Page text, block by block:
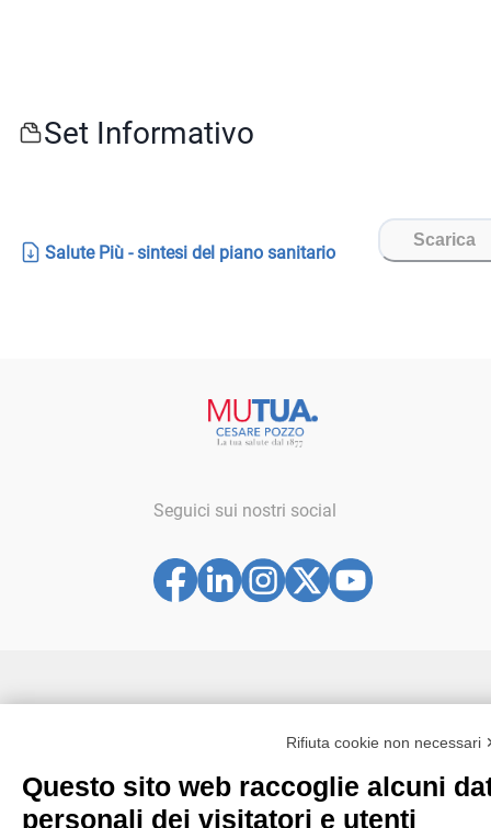
Set Informativo
Salute Più - sintesi del piano sanitario
Scarica
Seguici sui nostri social
Codice fiscale: 80074030158 | Albo società cooperative sez.
società di mutuo soccorso n° C100040
Rifiuta cookie non necessari
Questo sito web raccoglie alcuni
personali dei visitatori e utenti